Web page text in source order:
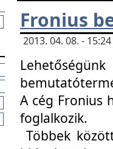
Fronius
2013. 04. 08. -
A cég Fronius
foglalkozik.
Többek